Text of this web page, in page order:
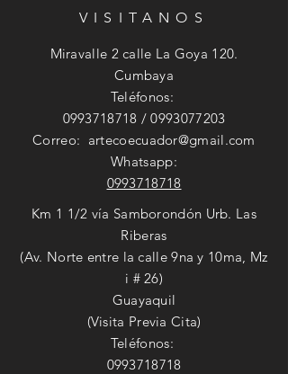
VISITANOS
Miravalle 2 calle La Goya 120.
Cumbaya
Teléfonos:
0993718718 /0993077203
Correo: artecoecuador@gmail.com
Whatsapp:
0993718718
Km 1 1/2 vía Samborondón Urb. Las
Riberas
(Av. Norte entre la calle 9na y 10ma, Mz
i # 26)
Guayaquil
(Visita Previa Cita)
Teléfonos:
0993718718